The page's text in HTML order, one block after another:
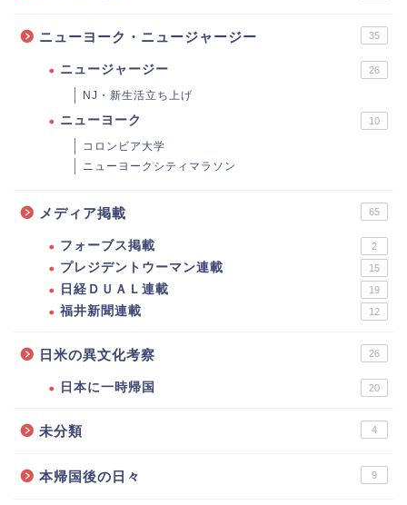
ニューヨーク・ニュージャージー 35
ニュージャージー 26
NJ・新生活立ち上げ
ニューヨーク 10
コロンビア大学
ニューヨークシティマラソン
メディア掲載 65
フォーブス掲載 2
プレジデントウーマン連載 15
日経ＤＵＡＬ連載 19
福井新聞連載 12
日米の異文化考察 26
日本に一時帰国 20
未分類 4
本帰国後の日々 9